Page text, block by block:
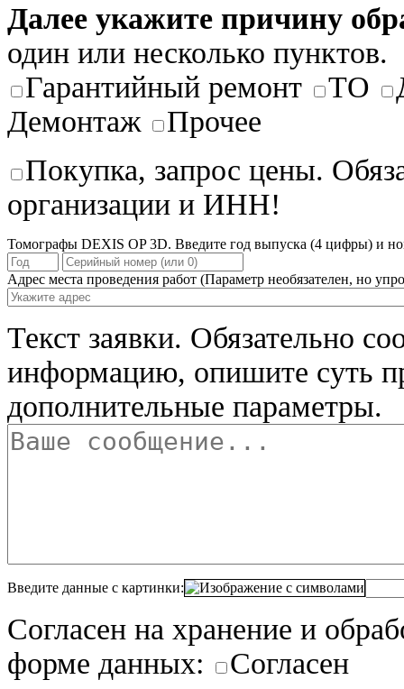
Далее укажите причину
один или несколько пунктов.
Гарантийный ремонт
ТО
Демонтаж
Прочее
Покупка, запрос цены.
организации и ИНН!
Томографы DEXIS OP 3D. Введите год выпуска (4 цифры) и
Адрес места проведения работ (Параметр необязателен, но
Текст заявки. Обязательно
информацию, опишите суть
дополнительные параметры.
Введите данные с картинки:
Согласен на хранение и
форме данных:
Согласен